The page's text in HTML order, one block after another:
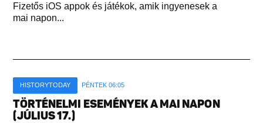
Fizetős iOS appok és játékok, amik ingyenesek a
mai napon...
HISTORYTODAY PÉNTEK 06:05
TÖRTÉNELMI ESEMÉNYEK A MAI NAPON
(JÚLIUS 17.)